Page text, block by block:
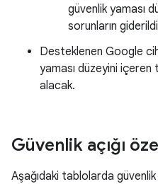
güvenlik yaması
sorunların
Desteklenen Google
yaması düzeyini
alacak.
Güvenlik açığı
Aşağıdaki tablolarda güvenlik